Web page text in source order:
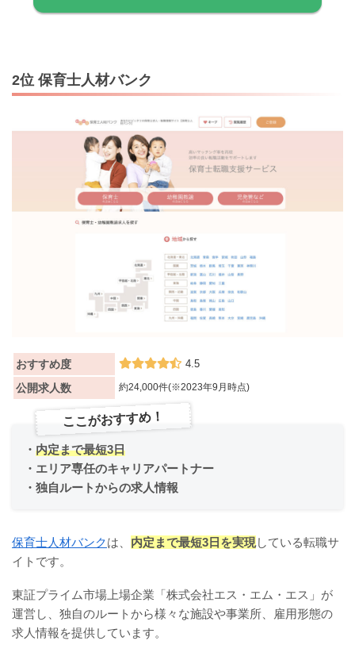
2位 保育士人材バンク
おすすめ度 4.5
公開求人数 約24,000件(※2023年9月時点)
ここがおすすめ！
・ 内定まで最短3日
・エリア専任のキャリアパートナー
・独自ルートからの求人情報
保育士人材バンクは、 内定まで最短3日を実現している転職サ
イトです。
東証プライム市場上場企業「株式会社エス・エム・エス」が
運営し、独自のルートから様々な施設や事業所、雇用形態の
求人情報を提供しています。